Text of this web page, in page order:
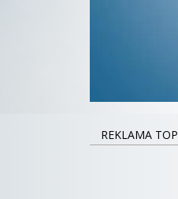
REKLAMA TOP